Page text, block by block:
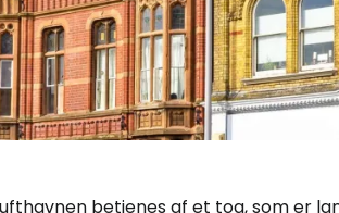
betjenes af et tog, som er